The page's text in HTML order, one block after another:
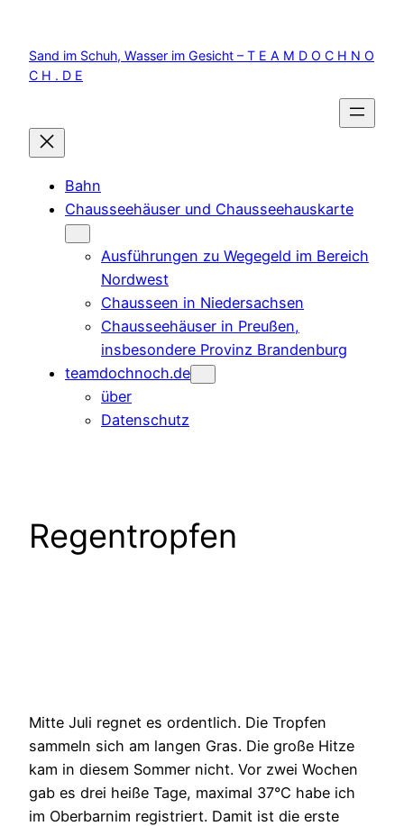
springen
Sand im Schuh, Wasser im Gesicht – T E A M D O C H N O
C H . D E
Bahn
Chausseehäuser und Chausseehauskarte
Ausführungen zu Wegegeld im Bereich
Nordwest
Chausseen in Niedersachsen
Chausseehäuser in Preußen,
insbesondere Provinz Brandenburg
teamdochnoch.de
über
Datenschutz
Regentropfen
Mitte Juli regnet es ordentlich. Die Tropfen
sammeln sich am langen Gras. Die große Hitze
kam in diesem Sommer nicht. Vor zwei Wochen
gab es drei heiße Tage, maximal 37°C habe ich
im Oberbarnim registriert. Damit ist die erste